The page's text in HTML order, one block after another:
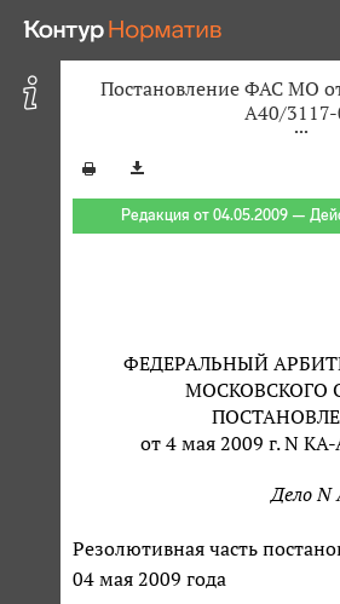
Постановление ФАС МО
А40/3117-
Редакция от 04.05.2009 —
ФЕДЕРАЛЬНЫЙ
МОСКОВСКОГО
от 4 мая 2009 г. N
Дело N
Резолютивная часть
04 мая 2009 года